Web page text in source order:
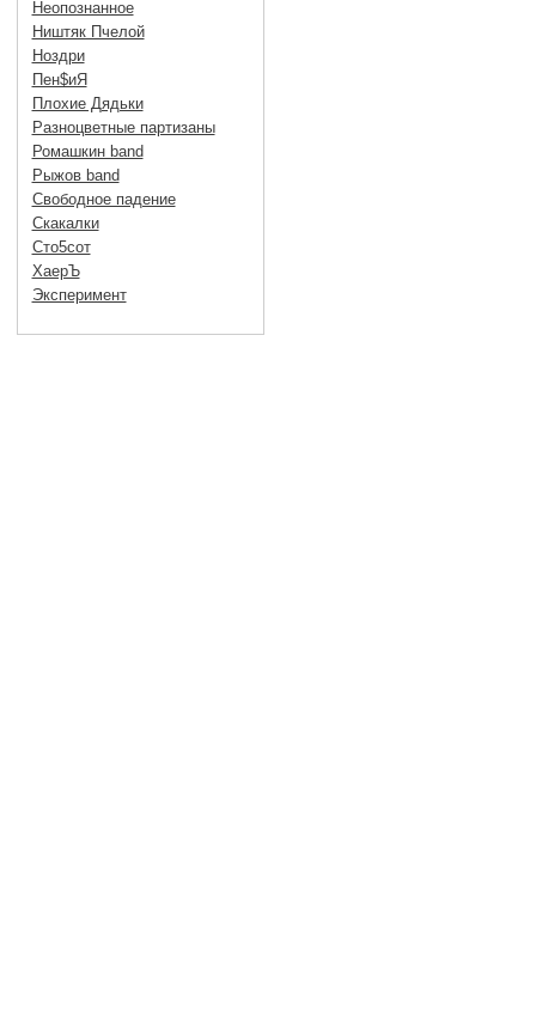
Неопознанное
Ништяк Пчелой
Ноздри
Пен$иЯ
Плохие Дядьки
Разноцветные партизаны
Ромашкин band
Рыжов band
Свободное падение
Скакалки
Сто5сот
ХаерЪ
Эксперимент